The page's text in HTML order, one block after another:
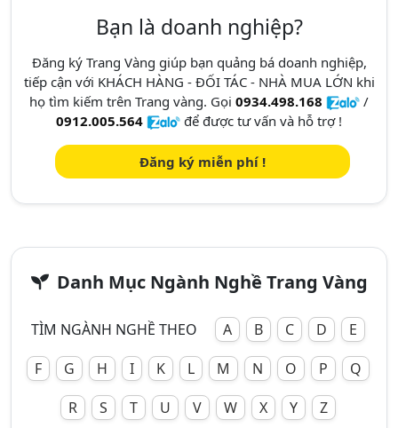
Bạn là doanh nghiệp?
Đăng ký Trang Vàng giúp bạn quảng bá doanh nghiệp,
tiếp cận với KHÁCH HÀNG - ĐỐI TÁC - NHÀ MUA LỚN khi
họ tìm kiếm trên Trang vàng. Gọi 0934.498.168
/
0912.005.564
để được tư vấn và hỗ trợ !
Đăng ký miễn phí !
Danh Mục Ngành Nghề Trang Vàng
TÌM NGÀNH NGHỀ THEO A B C D
E
F
G H I K L M N O P
Q
R
S T U V W X Y Z